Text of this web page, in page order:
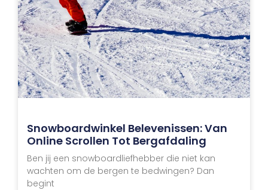
Snowboardwinkel Belevenissen: Van
Online Scrollen Tot Bergafdaling
Ben jij een snowboardliefhebber die niet kan
wachten om de bergen te bedwingen? Dan
begint